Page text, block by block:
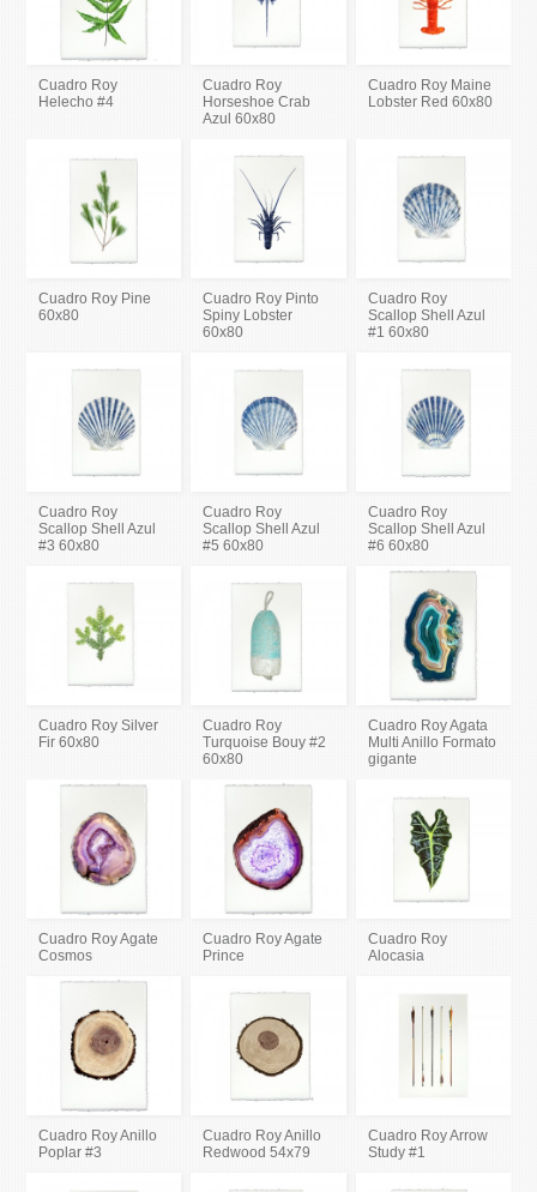
Cuadro Roy
Helecho #4
Cuadro Roy
Horseshoe Crab
Azul 60x80
Cuadro Roy Maine
Lobster Red 60x80
Cuadro Roy Pine
60x80
Cuadro Roy Pinto
Spiny Lobster
60x80
Cuadro Roy
Scallop Shell Azul
#1 60x80
Cuadro Roy
Scallop Shell Azul
#3 60x80
Cuadro Roy
Scallop Shell Azul
#5 60x80
Cuadro Roy
Scallop Shell Azul
#6 60x80
Cuadro Roy Silver
Fir 60x80
Cuadro Roy
Turquoise Bouy #2
60x80
Cuadro Roy Agata
Multi Anillo Formato
gigante
Cuadro Roy Agate
Cosmos
Cuadro Roy Agate
Prince
Cuadro Roy
Alocasia
Cuadro Roy Anillo
Poplar #3
Cuadro Roy Anillo
Redwood 54x79
Cuadro Roy Arrow
Study #1